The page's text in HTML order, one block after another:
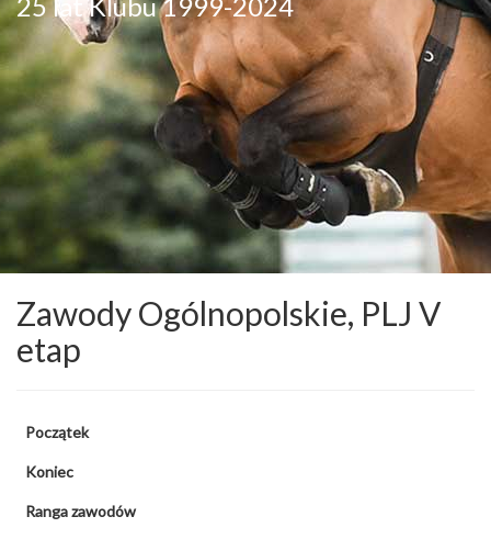
Zawody Ogólnopolskie, PLJ V
etap
Początek
Koniec
Ranga zawodów